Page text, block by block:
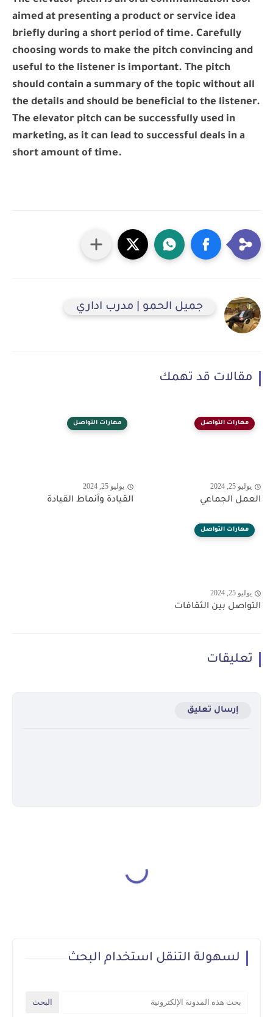
aimed at presenting a product or service idea
briefly during a short period of time. Carefully
choosing words to make the pitch convincing and
useful to the listener is important. The pitch
should contain a summary of the topic without all
the details and should be beneficial to the listener.
The elevator pitch can be successfully used in
marketing, as it can lead to successful deals in a
short amount of time.
جميل الحمو | مدرب اداري
مقالات قد تهمك
مهارات التواصل
يوليو 25, 2024
العمل الجماعي
مهارات التواصل
يوليو 25, 2024
القيادة وأنماط القيادة
مهارات التواصل
يوليو 25, 2024
التواصل بين الثقافات
تعليقات
إرسال تعليق
لسهولة التنقل استخدام البحث